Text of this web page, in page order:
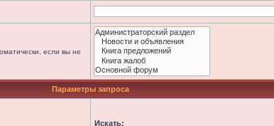
если вы не
Параметры запроса
Искать: